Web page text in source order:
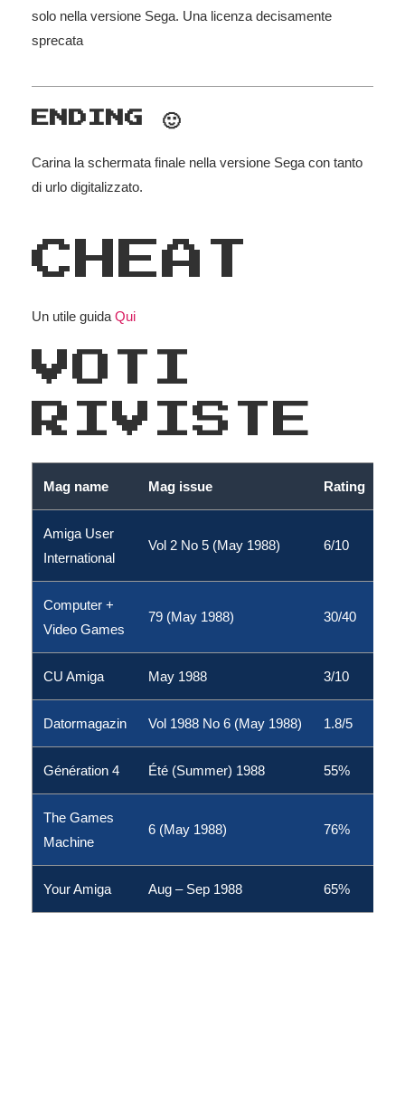
solo nella versione Sega. Una licenza decisamente
sprecata
ENDING 🙂
Carina la schermata finale nella versione Sega con tanto
di urlo digitalizzato.
CHEAT
Un utile guida Qui
VOTI
RIVISTE
Mag name Mag issue Rating
Amiga User
International
Vol 2 No 5 (May 1988) 6/10
Computer +
Video Games
79 (May 1988) 30/40
CU Amiga May 1988 3/10
Datormagazin Vol 1988 No 6 (May 1988) 1.8/5
Génération 4 Été (Summer) 1988 55%
The Games
Machine
6 (May 1988) 76%
Your Amiga Aug – Sep 1988 65%